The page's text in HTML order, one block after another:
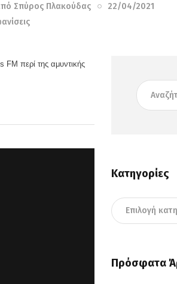
Σπύρος Πλακούδας
22/04/2021
περί της αμυντικής
Κατηγορίες
Πρόσφατα